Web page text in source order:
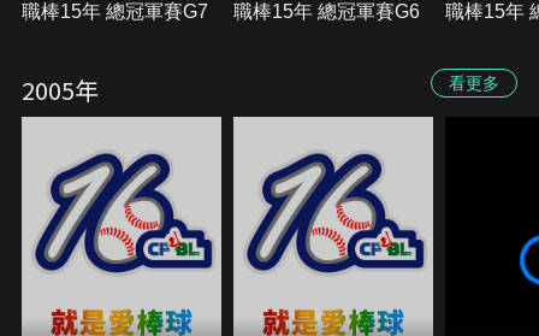
職棒15年 總冠軍賽G7 職棒15年 總冠軍賽G6 職棒15年
2005年 看更多